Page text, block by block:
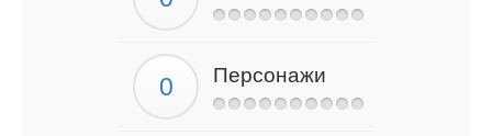
Персонажи